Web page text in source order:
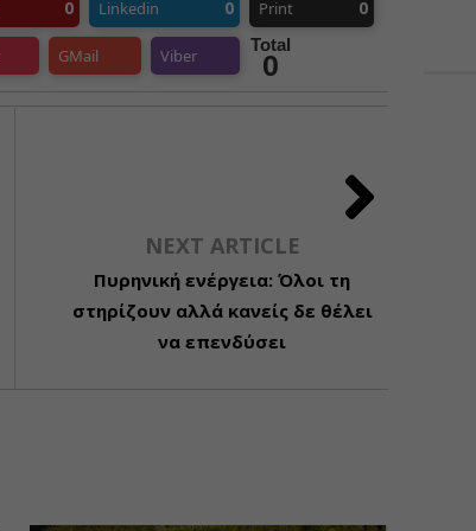
0 Linkedin 0 Print 0
GMail Viber
Total
0
NEXT ARTICLE
Πυρηνική ενέργεια: Όλοι τη
στηρίζουν αλλά κανείς δε θέλει
να επενδύσει